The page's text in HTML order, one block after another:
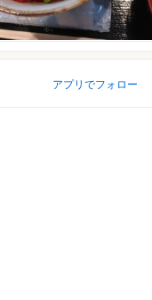
アプリでフォロー